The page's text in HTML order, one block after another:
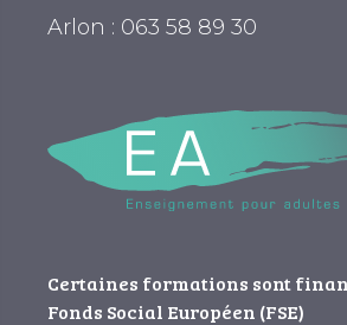
Arlon : 063 58 89 30
Certaines formations sont
Fonds Social Européen (FSE)